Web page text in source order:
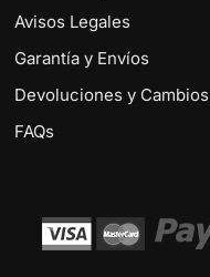
Avisos Legales
Garantía y Envíos
Devoluciones y Cambios
FAQs